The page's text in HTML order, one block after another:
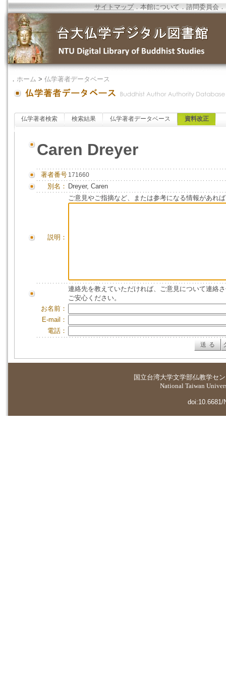
サイトマップ．本館について ．諮問委員会 ．
． ホーム > 仏学著者データベース
仏学著者検索 検索結果 仏学著者データベース 資料改正
Caren Dreyer
著者番号 171660
別名： Dreyer, Caren
説明：
ご意見やご指摘など、または参考になる情報があれ
連絡先を教えていただければ、ご意見について連絡
ご安心ください。
お名前：
E-mail：
電話：
国立台湾大学文学部仏教学セ
National Taiwan
doi:10.6681/